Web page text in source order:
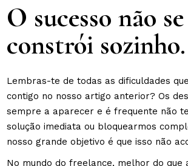
O sucesso não se
constrói sozinho.
Lembras-te de todas as dificuldades
contigo no nosso artigo anterior? Os
sempre a aparecer e é frequente não
solução imediata ou bloquearmos
nosso grande objetivo é que isso não
No mundo do freelance, melhor do que